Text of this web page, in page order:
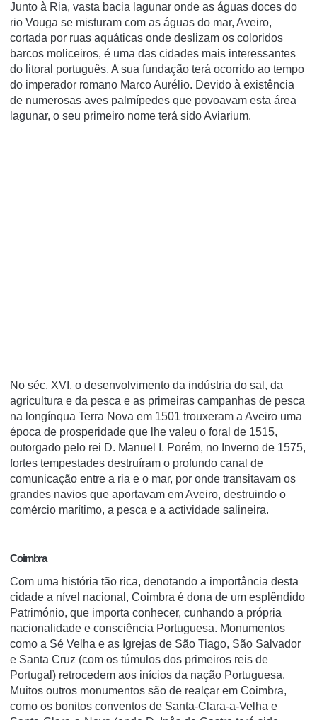
Junto à Ria, vasta bacia lagunar onde as águas doces do
rio Vouga se misturam com as águas do mar, Aveiro,
cortada por ruas aquáticas onde deslizam os coloridos
barcos moliceiros, é uma das cidades mais interessantes
do litoral português. A sua fundação terá ocorrido ao tempo
do imperador romano Marco Aurélio. Devido à existência
de numerosas aves palmípedes que povoavam esta área
lagunar, o seu primeiro nome terá sido Aviarium.
No séc. XVI, o desenvolvimento da indústria do sal, da
agricultura e da pesca e as primeiras campanhas de pesca
na longínqua Terra Nova em 1501 trouxeram a Aveiro uma
época de prosperidade que lhe valeu o foral de 1515,
outorgado pelo rei D. Manuel I. Porém, no Inverno de 1575,
fortes tempestades destruíram o profundo canal de
comunicação entre a ria e o mar, por onde transitavam os
grandes navios que aportavam em Aveiro, destruindo o
comércio marítimo, a pesca e a actividade salineira.
Coimbra
Com uma história tão rica, denotando a importância desta
cidade a nível nacional, Coimbra é dona de um esplêndido
Património, que importa conhecer, cunhando a própria
nacionalidade e consciência Portuguesa. Monumentos
como a Sé Velha e as Igrejas de São Tiago, São Salvador
e Santa Cruz (com os túmulos dos primeiros reis de
Portugal) retrocedem aos inícios da nação Portuguesa.
Muitos outros monumentos são de realçar em Coimbra,
como os bonitos conventos de Santa-Clara-a-Velha e